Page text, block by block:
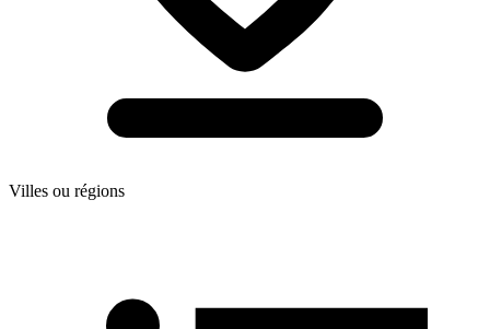
Villes ou régions